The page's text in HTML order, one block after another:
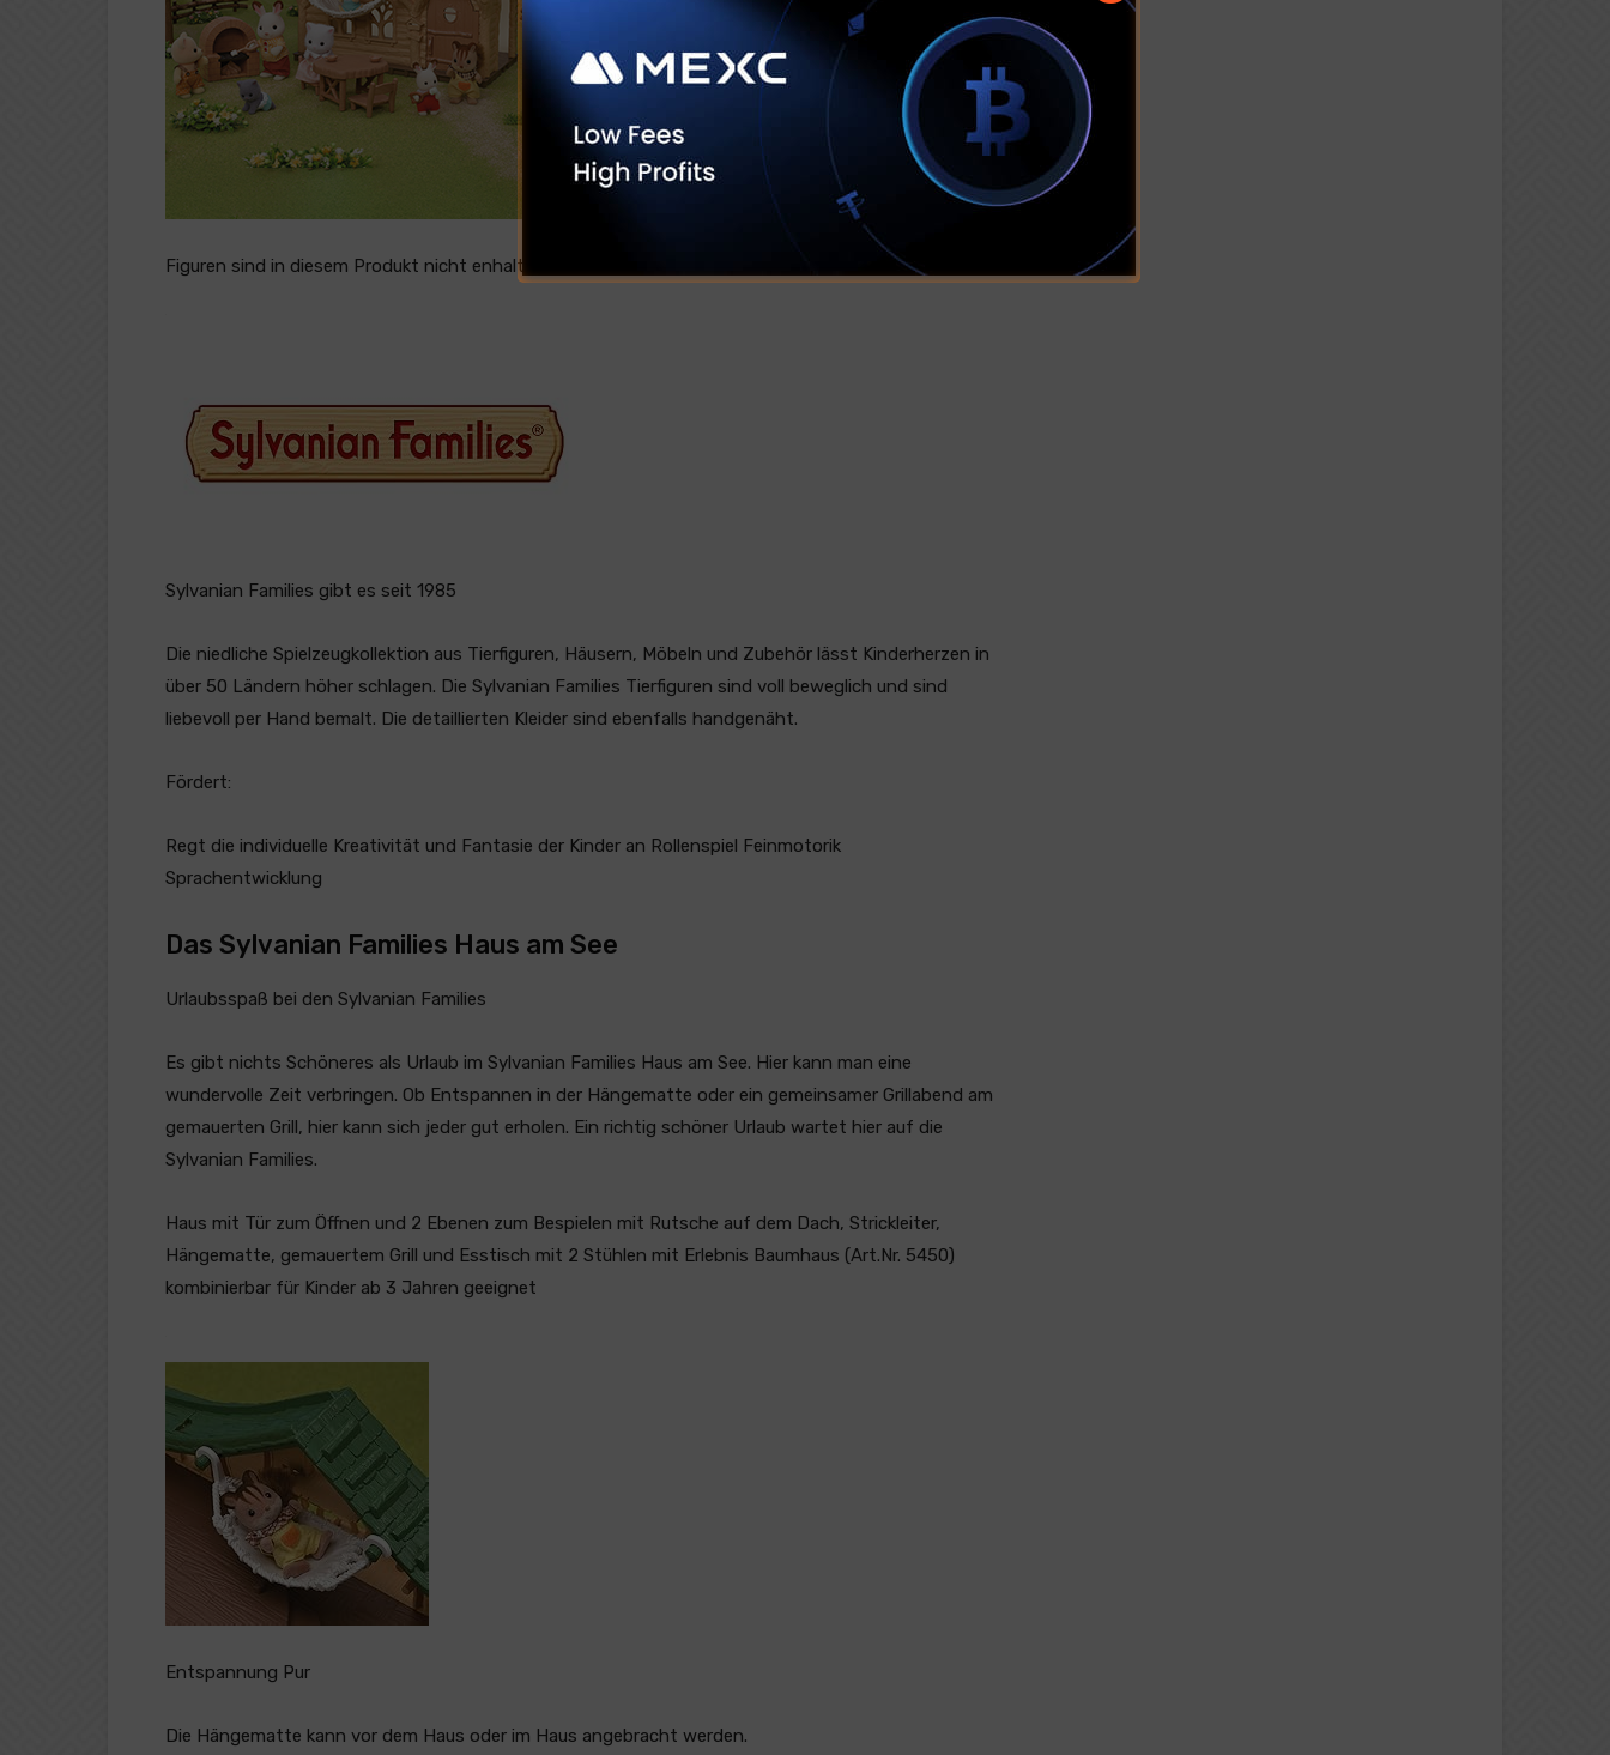
Figuren sind in diesem Produkt nicht enhalten.
Sylvanian Families gibt es seit 1985
Die niedliche Spielzeugkollektion aus Tierfiguren, Häusern, Möbeln und Zubehör lässt Kinderherzen in
über 50 Ländern höher schlagen. Die Sylvanian Families Tierfiguren sind voll beweglich und sind
liebevoll per Hand bemalt. Die detaillierten Kleider sind ebenfalls handgenäht.
Fördert:
Regt die individuelle Kreativität und Fantasie der Kinder an Rollenspiel Feinmotorik
Sprachentwicklung
Das Sylvanian Families Haus am See
Urlaubsspaß bei den Sylvanian Families
Es gibt nichts Schöneres als Urlaub im Sylvanian Families Haus am See. Hier kann man eine
wundervolle Zeit verbringen. Ob Entspannen in der Hängematte oder ein gemeinsamer Grillabend am
gemauerten Grill, hier kann sich jeder gut erholen. Ein richtig schöner Urlaub wartet hier auf die
Sylvanian Families.
Haus mit Tür zum Öffnen und 2 Ebenen zum Bespielen mit Rutsche auf dem Dach, Strickleiter,
Hängematte, gemauertem Grill und Esstisch mit 2 Stühlen mit Erlebnis Baumhaus (Art.Nr. 5450)
kombinierbar für Kinder ab 3 Jahren geeignet
Entspannung Pur
Die Hängematte kann vor dem Haus oder im Haus angebracht werden.